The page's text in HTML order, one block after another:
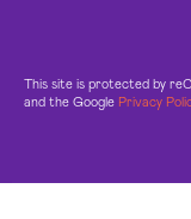
This site is protected by
and the Google Privacy